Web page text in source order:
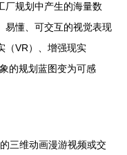
厂规划中产生的海量数
易懂、可交互的视觉表现
（VR）、增强现实
的规划蓝图变为可感
三维动画漫游视频或交